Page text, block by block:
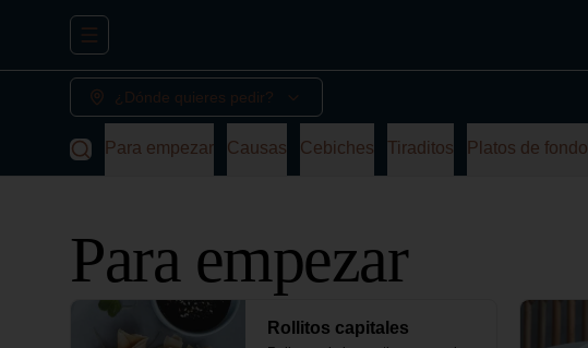
Abrir menu de navegación
¿Dónde quieres pedir?
Para empezar Causas Cebiches Tiraditos Platos de fondo
Para empezar
Rollitos capitales